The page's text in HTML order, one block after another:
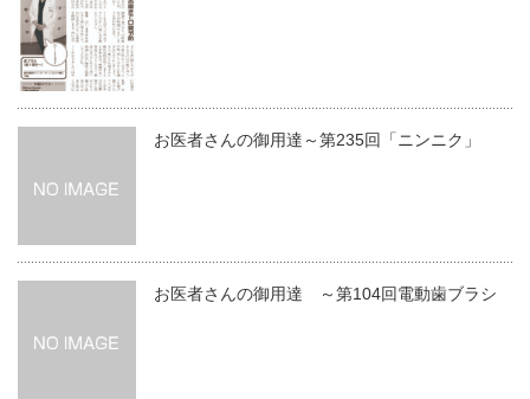
お医者さんの御用達～第235回「ニンニク」
お医者さんの御用達 ～第104回電動歯ブラシ